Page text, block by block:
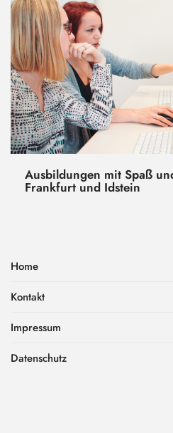
Ausbildungen mit Spaß
Frankfurt und Idstein
Home
Kontakt
Impressum
Datenschutz